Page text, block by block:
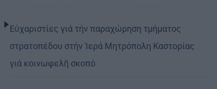
Εὐχαριστίες γιά τήν παραχώρηση τμήματος
στρατοπέδου στήν Ἱερά Μητρόπολη Καστορίας
γιά κοινωφελῆ σκοπό